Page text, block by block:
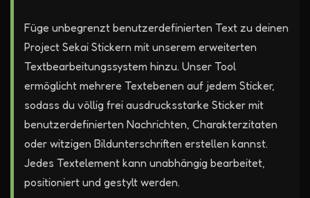
Füge unbegrenzt benutzerdefinierten Text zu deinen
Project Sekai Stickern mit unserem erweiterten
Textbearbeitungssystem hinzu. Unser Tool
ermöglicht mehrere Textebenen auf jedem Sticker,
sodass du völlig frei ausdrucksstarke Sticker mit
benutzerdefinierten Nachrichten, Charakterzitaten
oder witzigen Bildunterschriften erstellen kannst.
Jedes Textelement kann unabhängig bearbeitet,
positioniert und gestylt werden.